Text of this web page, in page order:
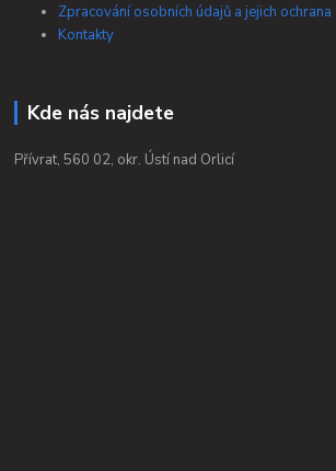
Zpracování osobních údajů a jejich ochrana
Kontakty
Kde nás najdete
Přívrat, 560 02, okr. Ústí nad Orlicí